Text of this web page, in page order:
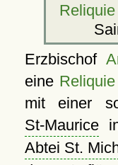
Reliquie
Erzbischof
eine Reliquie
mit einer
St-Mauricein
Abtei St.